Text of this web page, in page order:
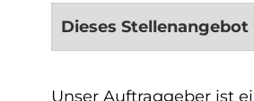
Dieses
Unser Auftraggeber ist